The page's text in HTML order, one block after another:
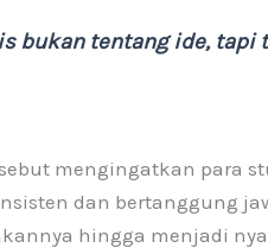
bukan tentang ide,
mengingatkan para
dan bertanggung
hingga menjadi